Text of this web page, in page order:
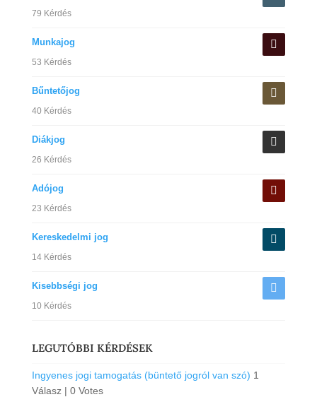
79 Kérdés
Munkajog
53 Kérdés
Bűntetőjog
40 Kérdés
Diákjog
26 Kérdés
Adójog
23 Kérdés
Kereskedelmi jog
14 Kérdés
Kisebbségi jog
10 Kérdés
LEGUTÓBBI KÉRDÉSEK
Ingyenes jogi tamogatás (büntető jogról van szó) 1
Válasz | 0 Votes